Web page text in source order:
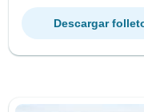
Descargar